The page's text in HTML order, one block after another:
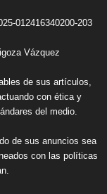
012416340200-203
Vázquez
de sus artículos,
con ética y
del medio.
de sus anuncios sea
con las políticas